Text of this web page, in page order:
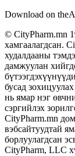
Download on the
© CityPharm.mn
хамгаалагдсан.
худалдааны
дамжуулан
бусад
нь ямар нэг
сэргийлэх
CityPharm.mn
вэбсайтуудтай
борлуулагдсан
CityPharm, LLC